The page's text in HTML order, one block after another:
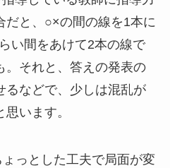
だと、○×の間の線を1本に
い間をあけて2本の線で
。それと、答えの発表の
るなどで、少しは混乱が
います。
っとした工夫で局面が変